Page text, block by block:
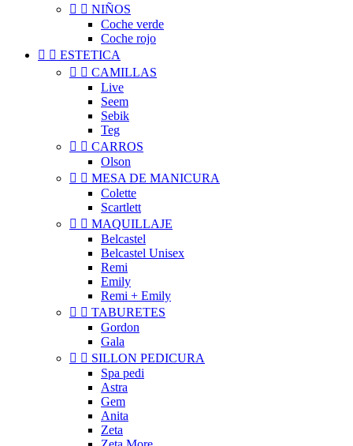
  NIÑOS
Coche verde
Coche rojo
  ESTETICA
  CAMILLAS
Live
Seem
Sebik
Teg
  CARROS
Olson
  MESA DE MANICURA
Colette
Scartlett
  MAQUILLAJE
Belcastel
Belcastel Unisex
Remi
Emily
Remi + Emily
  TABURETES
Gordon
Gala
  SILLON PEDICURA
Spa pedi
Astra
Gem
Anita
Zeta